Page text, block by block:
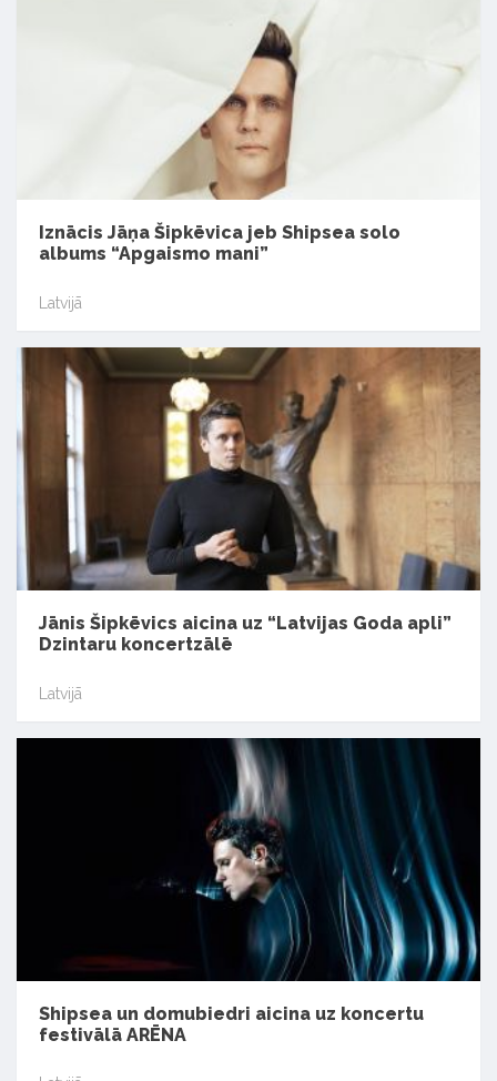
Iznācis Jāņa Šipkēvica jeb Shipsea solo
albums “Apgaismo mani”
Latvijā
Jānis Šipkēvics aicina uz “Latvijas Goda apli”
Dzintaru koncertzālē
Latvijā
Shipsea un domubiedri aicina uz koncertu
festivālā ARĒNA